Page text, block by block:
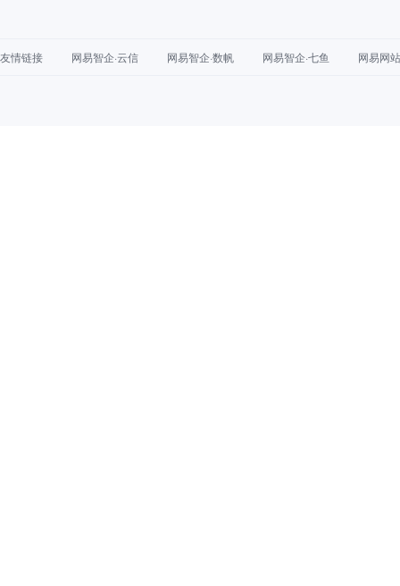
友情链接 网易智企·云信 网易智企·数帆 网易智企·七鱼 网易网